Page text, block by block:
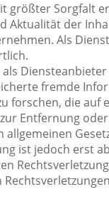
größter Sorgfalt
Aktualität der
Als
fremde
forschen, die auf
Entfernung
ist jedoch erst